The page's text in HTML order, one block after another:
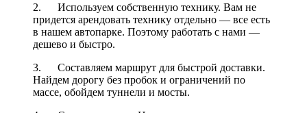
2. Используем собственную технику. Вам не
придется арендовать технику отдельно — все есть
в нашем автопарке. Поэтому работать с нами —
дешево и быстро.
3. Составляем маршрут для быстрой доставки.
Найдем дорогу без пробок и ограничений по
массе, обойдем туннели и мосты.